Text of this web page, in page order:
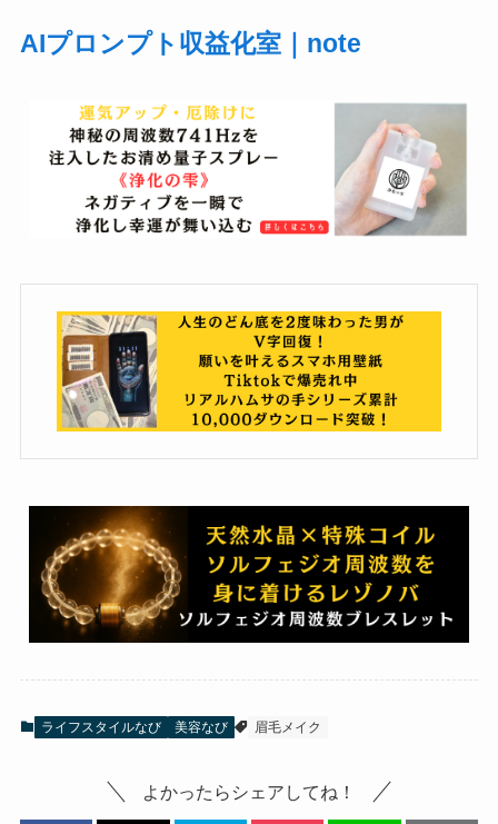
AIプロンプト収益化室｜note
ライフスタイルなび 美容なび 眉毛メイク
よかったらシェアしてね！